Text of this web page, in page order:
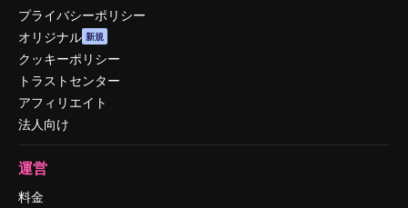
プライバシーポリシー
オリジナル 新規
クッキーポリシー
トラストセンター
アフィリエイト
法人向け
運営
料金